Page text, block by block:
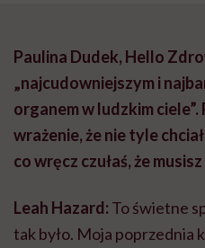
Paulina Dudek, Hello
„najcudowniejszym i
organem w ludzkim
wrażenie, że nie tyle
co wręcz czułaś, że
Leah Hazard: To świetne
tak było. Moja poprzednia